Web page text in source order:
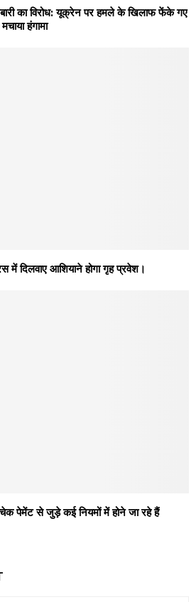
का विरोध: यूक्रेन पर हमले के खिलाफ फेंके गए
हंगामा
में दिलवाए आशियाने होगा गृह प्रवेश।
पेमेंट से जुड़े कई नियमों में होने जा रहे हैं